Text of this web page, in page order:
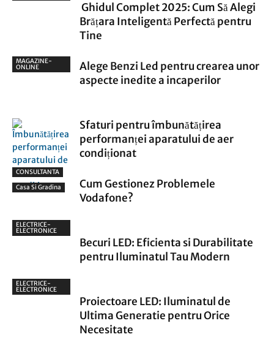
Ghidul Complet 2025: Cum Să Alegi
Brățara Inteligentă Perfectă pentru
Tine
MAGAZINE-
ONLINE
Alege Benzi Led pentru crearea unor
aspecte inedite a incaperilor
Casa Si Gradina
Sfaturi pentru îmbunătățirea
performanței aparatului de aer
condiționat
CONSULTANTA
Cum Gestionez Problemele
Vodafone?
ELECTRICE-
ELECTRONICE
Becuri LED: Eficienta si Durabilitate
pentru Iluminatul Tau Modern
ELECTRICE-
ELECTRONICE
Proiectoare LED: Iluminatul de
Ultima Generatie pentru Orice
Necesitate